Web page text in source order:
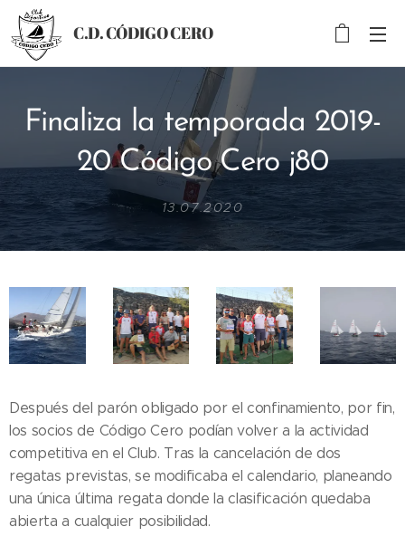
C.D.CÓDIGOCERO
Finaliza la temporada 2019-
20 Código Cero j80
13.07.2020
Después del parón obligado por el confinamiento, por fin,
los socios de Código Cero podían volver a la actividad
competitiva en el Club. Tras la cancelación de dos
regatas previstas, se modificaba el calendario, planeando
una única última regata donde la clasificación quedaba
abierta a cualquier posibilidad.